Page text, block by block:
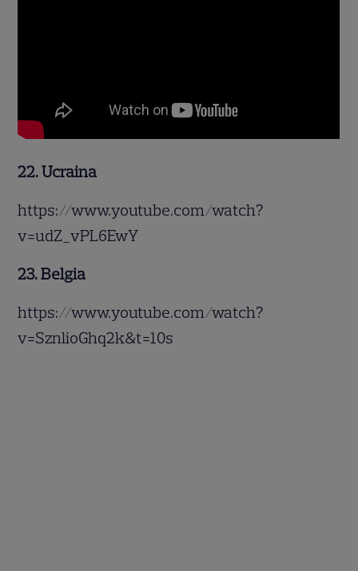
22. Ucraina
https://www.youtube.com/watch?
v=udZ_vPL6EwY
23. Belgia
https://www.youtube.com/watch?
v=SznlioGhq2k&t=10s